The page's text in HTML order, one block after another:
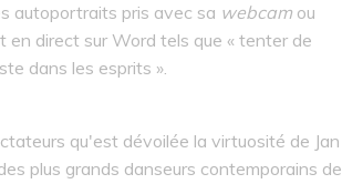
autoportraits pris avec sa webcam ou
en direct sur Word tels que « tenter de
dans les esprits ».
qu'est dévoilée la virtuosité de Jan
plus grands danseurs contemporains de